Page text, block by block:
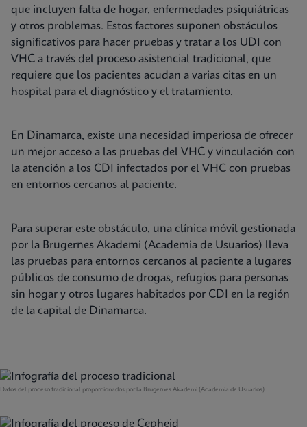
que incluyen falta de hogar, enfermedades psiquiátricas
y otros problemas. Estos factores suponen obstáculos
significativos para hacer pruebas y tratar a los UDI con
VHC a través del proceso asistencial tradicional, que
requiere que los pacientes acudan a varias citas en un
hospital para el diagnóstico y el tratamiento.
En Dinamarca, existe una necesidad imperiosa de ofrecer
un mejor acceso a las pruebas del VHC y vinculación con
la atención a los CDI infectados por el VHC con pruebas
en entornos cercanos al paciente.
Para superar este obstáculo, una clínica móvil gestionada
por la Brugernes Akademi (Academia de Usuarios) lleva
las pruebas para entornos cercanos al paciente a lugares
públicos de consumo de drogas, refugios para personas
sin hogar y otros lugares habitados por CDI en la región
de la capital de Dinamarca.
Datos del proceso tradicional proporcionados por la Brugernes Akademi (Academia de Usuarios).